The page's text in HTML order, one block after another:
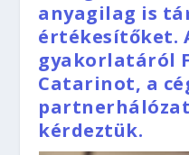
anyagilag is
értékesítőket.
gyakorlatáról
Catarinot, a
kérdeztük.